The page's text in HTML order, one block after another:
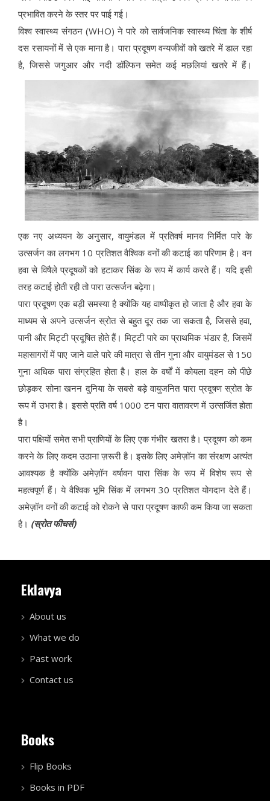
प्रभावित करने के स्तर पर पाई गई।
विश्व स्वास्थ्य संगठन (WHO) ने पारे को सार्वजनिक स्वास्थ्य चिंता के शीर्ष
दस रसायनों में से एक माना है। पारा प्रदूषण वन्यजीवों को खतरे में डाल रहा
है, जिससे जगुआर और नदी डॉल्फिन समेत कई मछलियां खतरे में हैं।
एक नए अध्ययन के अनुसार, वायुमंडल में प्रतिवर्ष मानव निर्मित पारे के
उत्सर्जन का लगभग 10 प्रतिशत वैश्विक वनों की कटाई का परिणाम है। वन
हवा से विषैले प्रदूषकों को हटाकर सिंक के रूप में कार्य करते हैं। यदि इसी
तरह कटाई होती रही तो पारा उत्सर्जन बढ़ेगा।
पारा प्रदूषण एक बड़ी समस्या है क्योंकि यह वाष्पीकृत हो जाता है और हवा के
माध्यम से अपने उत्सर्जन स्रोत से बहुत दूर तक जा सकता है, जिससे हवा,
पानी और मिट्टी प्रदूषित होते हैं। मिट्टी पारे का प्राथमिक भंडार है, जिसमें
महासागरों में पाए जाने वाले पारे की मात्रा से तीन गुना और वायुमंडल से 150
गुना अधिक पारा संग्रहित होता है। हाल के वर्षों में कोयला दहन को पीछे
छोड़कर सोना खनन दुनिया के सबसे बड़े वायुजनित पारा प्रदूषण स्रोत के
रूप में उभरा है। इससे प्रति वर्ष 1000 टन पारा वातावरण में उत्सर्जित होता
है।
पारा पक्षियों समेत सभी प्राणियों के लिए एक गंभीर खतरा है। प्रदूषण को कम
करने के लिए कदम उठाना ज़रूरी है। इसके लिए अमेज़ॉन का संरक्षण अत्यंत
आवश्यक है क्योंकि अमेज़ॉन वर्षावन पारा सिंक के रूप में विशेष रूप से
महत्वपूर्ण हैं। ये वैश्विक भूमि सिंक में लगभग 30 प्रतिशत योगदान देते हैं।
अमेज़ॉन वनों की कटाई को रोकने से पारा प्रदूषण काफी कम किया जा सकता
है। (स्रोत फीचर्स)
Eklavya
About us
What we do
Past work
Contact us
Books
Flip Books
Books in PDF